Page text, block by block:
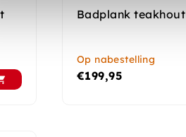
Badplank teakhout
Op nabestelling
€199,95